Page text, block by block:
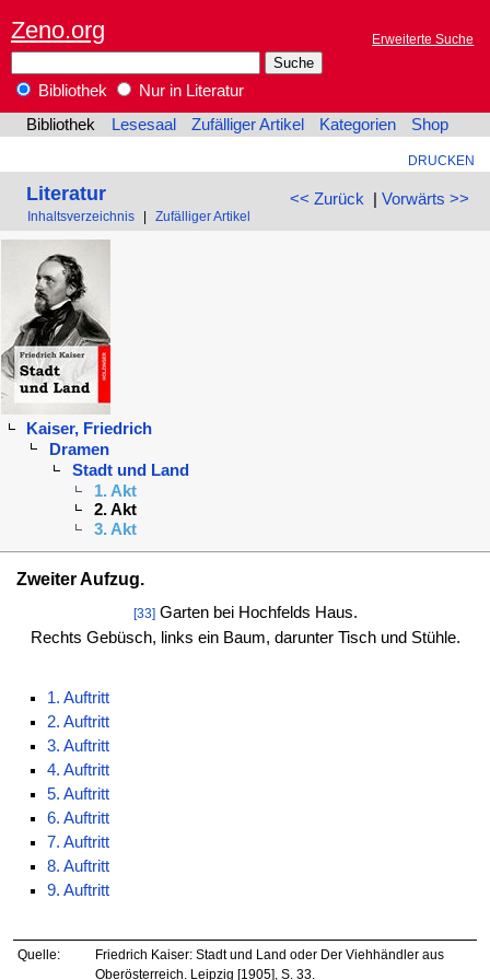
Zeno.org Erweiterte Suche
Bibliothek
Nur in Literatur
Bibliothek
Lesesaal Zufälliger Artikel Kategorien Shop
DRUCKEN
<< Zurück | Vorwärts >>
Literatur
Inhaltsverzeichnis Zufälliger Artikel
Kaiser, Friedrich
Dramen
Stadt und Land
1. Akt
2. Akt
3. Akt
Zweiter Aufzug.
[33]Garten bei Hochfelds Haus.
Rechts Gebüsch, links ein Baum, darunter Tisch und Stühle.
1. Auftritt
2. Auftritt
3. Auftritt
4. Auftritt
5. Auftritt
6. Auftritt
7. Auftritt
8. Auftritt
9. Auftritt
Quelle:
Friedrich Kaiser: Stadt und Land oder Der Viehhändler aus
Oberösterreich. Leipzig [1905], S. 33.